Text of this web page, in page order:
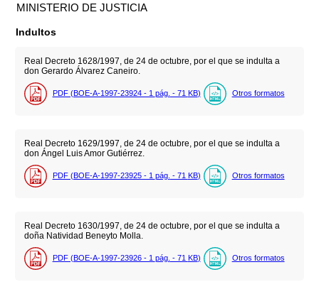
MINISTERIO DE JUSTICIA
Indultos
Real Decreto 1628/1997, de 24 de octubre, por el que se indulta a
don Gerardo Álvarez Caneiro.
PDF (BOE-A-1997-23924 - 1 pág. - 71 KB) Otros formatos
Real Decreto 1629/1997, de 24 de octubre, por el que se indulta a
don Ángel Luis Amor Gutiérrez.
PDF (BOE-A-1997-23925 - 1 pág. - 71 KB) Otros formatos
Real Decreto 1630/1997, de 24 de octubre, por el que se indulta a
doña Natividad Beneyto Molla.
PDF (BOE-A-1997-23926 - 1 pág. - 71 KB) Otros formatos